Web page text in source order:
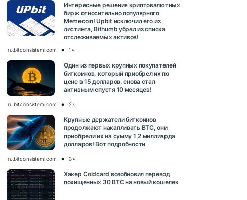
Интересные решения криптовалютных
бирж относительно популярного
Memecoin! Upbit исключил его из
листинга, Bithumb убрал из списка
отслеживаемых активов!
ru.bitcoinsistemi.com 1 ч
Один из первых крупных покупателей
биткоинов, который приобрел их по
цене в 15 долларов, снова стал
активным спустя 10 месяцев!
ru.bitcoinsistemi.com 2 ч
Крупные держатели биткоинов
продолжают накапливать BTC, они
приобрели их на сумму 1,2 миллиарда
долларов! Вот подробности
ru.bitcoinsistemi.com 3 ч
Хакер Coldcard возобновил перевод
похищенных 30 BTC на новый кошелек